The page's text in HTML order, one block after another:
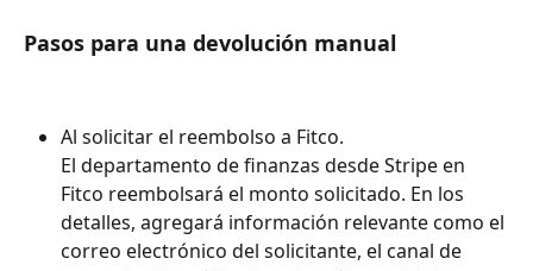
Pasos para una devolución manual
Al solicitar el reembolso a Fitco.
El departamento de finanzas desde Stripe en
Fitco reembolsará el monto solicitado. En los
detalles, agregará información relevante como el
correo electrónico del solicitante, el canal de